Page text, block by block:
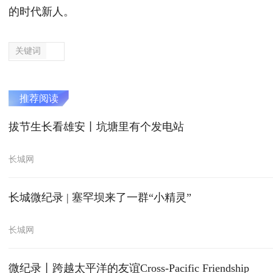
的时代新人。
关键词
推荐阅读
拔节生长看雄安丨坑塘里有个发电站
长城网
长城微纪录 | 塞罕坝来了一群“小精灵”
长城网
微纪录丨跨越太平洋的友谊Cross-Pacific Friendship